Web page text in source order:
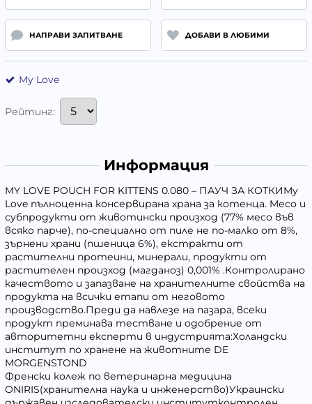
НАПРАВИ ЗАПИТВАНЕ ДОБАВИ В ЛЮБИМИ
My Love
Рейтинг:
Информация
MY LOVE POUCH FOR KITTENS 0.080 – ПАУЧ ЗА КОТКИMy
Love пълноценна консервирана храна за котенца. Mесо и
субпродукти от животински произход (77% месо във
всяко парче), по-специално от пиле не по-малко от 8%,
зърнени храни (пшеница 6%), екстракти от
растителни протеини, минерали, продукти от
растителен произход (магданоз) 0,001% .Контролирано
качеството и запазване на хранителните свойства на
продукта на всички етапи от неговото
производство.Преди да навлезе на пазара, всеки
продукт преминава тестване и одобрение от
авторитетни експерти в индустрията:Холандски
институт по хранене на животните DE
MORGENSTOND
Френски колеж по ветеринарна медицина
ONIRIS(хранителна наука и инженерство)Украински